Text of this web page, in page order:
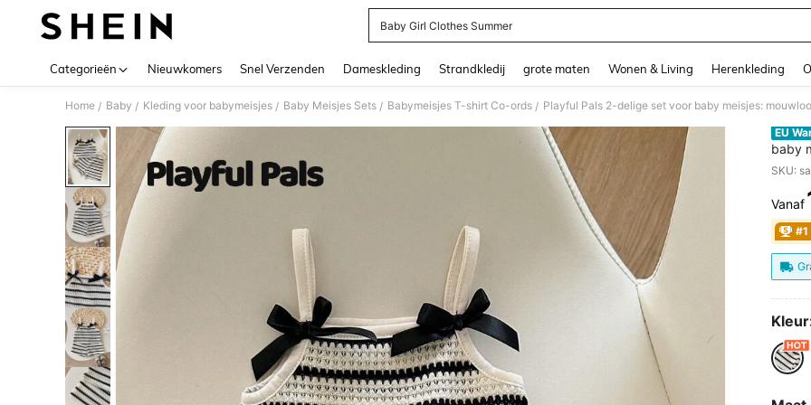
Baby Girl Clothes Summer
Categorieën Nieuwkomers Snel Verzenden Dameskleding Strandkledij grote maten Wonen & Living Herenkleding
Home / Baby / Kleding voor babymeisjes / Baby Meisjes Sets / Babymeisjes T-shirt Co-ords /
EU
baby
en
SKU:
Vanaf
#1